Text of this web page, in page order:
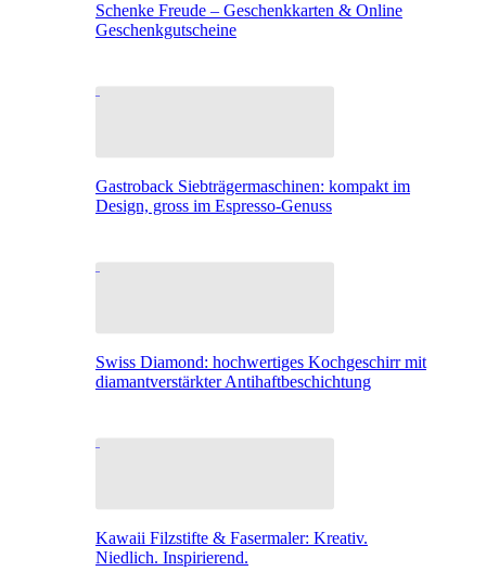
Schenke Freude – Geschenkkarten & Online
Geschenkgutscheine
Gastroback Siebträgermaschinen: kompakt im
Design, gross im Espresso-Genuss
Swiss Diamond: hochwertiges Kochgeschirr mit
diamantverstärkter Antihaftbeschichtung
Kawaii Filzstifte & Fasermaler: Kreativ.
Niedlich. Inspirierend.